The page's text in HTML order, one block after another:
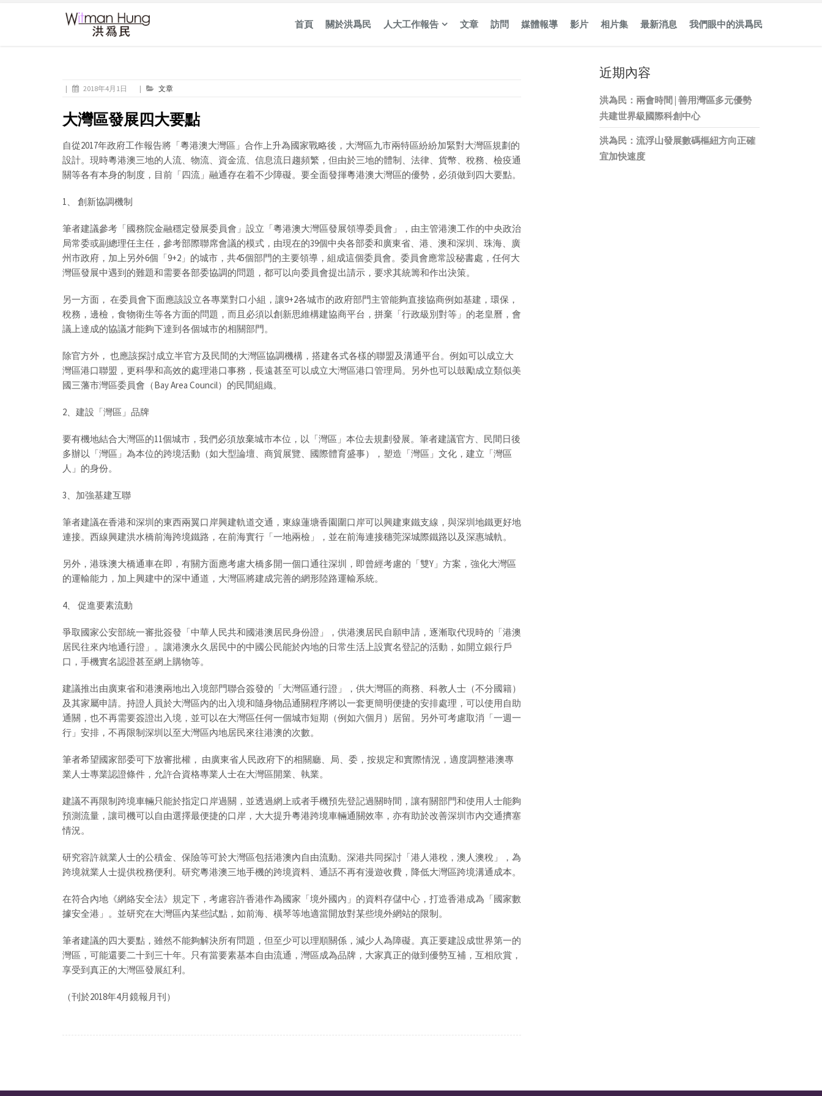
首頁 關於洪爲民 人大工作報告 文章 訪問 媒體報導 影片 相片集 最新消息 我們眼中的洪爲民
| 2018年4月1日 | 文章
大灣區發展四大要點
自從2017年政府工作報告將「粵港澳大灣區」合作上升為國家戰略後，大灣區九市兩特區紛紛加緊對大灣區規劃的
設計。現時粵港澳三地的人流、物流、資金流、信息流日趨頻繁，但由於三地的體制、法律、貨幣、稅務、檢疫通
關等各有本身的制度，目前「四流」融通存在着不少障礙。要全面發揮粵港澳大灣區的優勢，必須做到四大要點。
1、 創新協調機制
筆者建議參考「國務院金融穩定發展委員會」設立「粵港澳大灣區發展領導委員會」，由主管港澳工作的中央政治
局常委或副總理任主任，參考部際聯席會議的模式，由現在的39個中央各部委和廣東省、港、澳和深圳、珠海、廣
州市政府，加上另外6個「9+2」的城市，共45個部門的主要領導，組成這個委員會。委員會應常設秘書處，任何大
灣區發展中遇到的難題和需要各部委協調的問題，都可以向委員會提出請示，要求其統籌和作出決策。
另一方面， 在委員會下面應該設立各專業對口小組，讓9+2各城市的政府部門主管能夠直接協商例如基建，環保，
稅務，邊檢，食物衛生等各方面的問題，而且必須以創新思維構建協商平台，拼棄「行政級別對等」的老皇曆，會
議上達成的協議才能夠下達到各個城市的相關部門。
除官方外， 也應該探討成立半官方及民間的大灣區協調機構，搭建各式各樣的聯盟及溝通平台。例如可以成立大
灣區港口聯盟，更科學和高效的處理港口事務，長遠甚至可以成立大灣區港口管理局。另外也可以鼓勵成立類似美
國三藩市灣區委員會（Bay Area Council）的民間組織。
2、建設「灣區」品牌
要有機地結合大灣區的11個城市，我們必須放棄城市本位，以「灣區」本位去規劃發展。筆者建議官方、民間日後
多辦以「灣區」為本位的跨境活動（如大型論壇、商貿展覽、國際體育盛事），塑造「灣區」文化，建立「灣區
人」的身份。
3、加強基建互聯
筆者建議在香港和深圳的東西兩翼口岸興建軌道交通，東線蓮塘香園圍口岸可以興建東鐵支線，與深圳地鐵更好地
連接。西線興建洪水橋前海跨境鐵路，在前海實行「一地兩檢」，並在前海連接穗莞深城際鐵路以及深惠城軌。
另外，港珠澳大橋通車在即，有關方面應考慮大橋多開一個口通往深圳，即曾經考慮的「雙Y」方案，強化大灣區
的運輸能力，加上興建中的深中通道，大灣區將建成完善的網形陸路運輸系統。
4、 促進要素流動
爭取國家公安部統一審批簽發「中華人民共和國港澳居民身份證」，供港澳居民自願申請，逐漸取代現時的「港澳
居民往來內地通行證」。讓港澳永久居民中的中國公民能於內地的日常生活上設實名登記的活動，如開立銀行戶
口，手機實名認證甚至網上購物等。
建議推出由廣東省和港澳兩地出入境部門聯合簽發的「大灣區通行證」，供大灣區的商務、科教人士（不分國籍）
及其家屬申請。持證人員於大灣區內的出入境和隨身物品通關程序將以一套更簡明便捷的安排處理，可以使用自助
通關，也不再需要簽證出入境，並可以在大灣區任何一個城市短期（例如六個月）居留。另外可考慮取消「一週一
行」安排，不再限制深圳以至大灣區內地居民來往港澳的次數。
筆者希望國家部委可下放審批權， 由廣東省人民政府下的相關廳、局、委，按規定和實際情況，適度調整港澳專
業人士專業認證條件，允許合資格專業人士在大灣區開業、執業。
建議不再限制跨境車輛只能於指定口岸過關，並透過網上或者手機預先登記過關時間，讓有關部門和使用人士能夠
預測流量，讓司機可以自由選擇最便捷的口岸，大大提升粵港跨境車輛通關效率，亦有助於改善深圳市內交通擠塞
情況。
研究容許就業人士的公積金、保險等可於大灣區包括港澳內自由流動。深港共同探討「港人港稅，澳人澳稅」，為
跨境就業人士提供稅務便利。研究粵港澳三地手機的跨境資料、通話不再有漫遊收費，降低大灣區跨境溝通成本。
在符合內地《網絡安全法》規定下，考慮容許香港作為國家「境外國內」的資料存儲中心，打造香港成為「國家數
據安全港」。並研究在大灣區內某些試點，如前海、橫琴等地適當開放對某些境外網站的限制。
筆者建議的四大要點，雖然不能夠解決所有問題，但至少可以理順關係，減少人為障礙。真正要建設成世界第一的
灣區，可能還要二十到三十年。只有當要素基本自由流通，灣區成為品牌，大家真正的做到優勢互補，互相欣賞，
享受到真正的大灣區發展紅利。
（刊於2018年4月鏡報月刊）
近期內容
洪為民：兩會時間 | 善用灣區多元優勢
共建世界級國際科創中心
洪為民：流浮山發展數碼樞紐方向正確
宜加快速度